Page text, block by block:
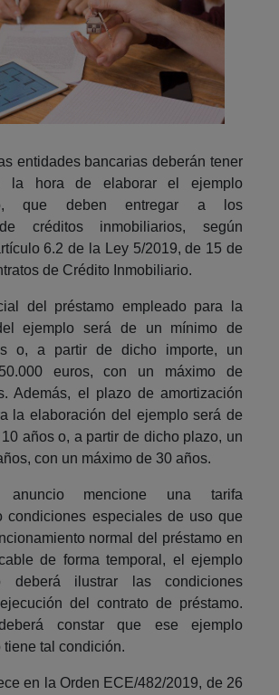
entidades bancarias deberán tener
la hora de elaborar el ejemplo
que deben entregar a los
créditos inmobiliarios, según
6.2 de la Ley 5/2019, de 15 de
de Crédito Inmobiliario.
del préstamo empleado para la
ejemplo será de un mínimo de
o, a partir de dicho importe, un
euros, con un máximo de
Además, el plazo de amortización
la elaboración del ejemplo será de
años o, a partir de dicho plazo, un
con un máximo de 30 años.
mencione una tarifa
condiciones especiales de uso que
normal del préstamo en
de forma temporal, el ejemplo
deberá ilustrar las condiciones
del contrato de préstamo.
constar que ese ejemplo
tiene tal condición.
en la Orden ECE/482/2019, de 26